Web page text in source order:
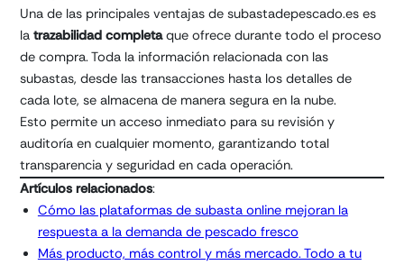
Una de las principales ventajas de subastadepescado.es es
la trazabilidad completaque ofrece durante todo el proceso
de compra. Toda la información relacionada con las
subastas, desde las transacciones hasta los detalles de
cada lote, se almacena de manera segura en la nube.
Esto permite un acceso inmediato para su revisión y
auditoría en cualquier momento, garantizando total
transparencia y seguridad en cada operación.
Artículos relacionados:
Cómo las plataformas de subasta online mejoran la
respuesta a la demanda de pescado fresco
Más producto, más control y más mercado. Todo a tu